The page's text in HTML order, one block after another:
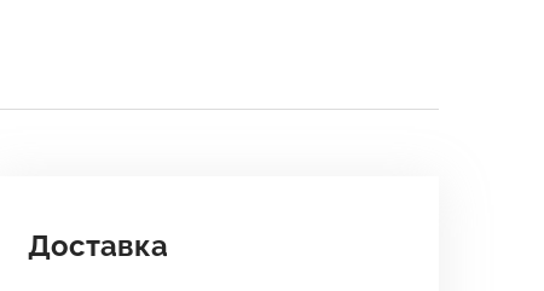
Доставка